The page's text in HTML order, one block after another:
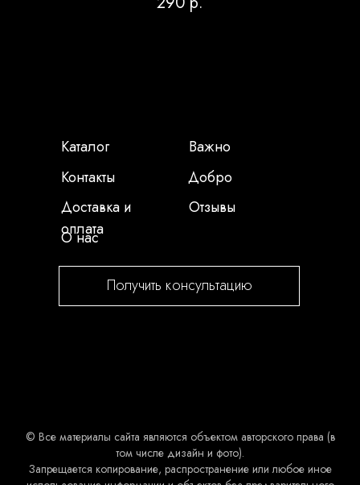
Каталог
Контакты
Доставка и
оплата
О нас
Важно
Добро
Отзывы
Получить консультацию
© Все материалы сайта являются объектом авторского права (в
том числе дизайн и фото).
Запрещается копирование, распространение или любое иное